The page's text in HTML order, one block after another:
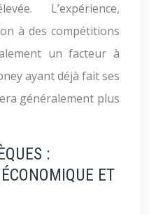
L’expérience,
à des compétitions
un facteur à
ayant déjà fait ses
généralement plus
:
ET